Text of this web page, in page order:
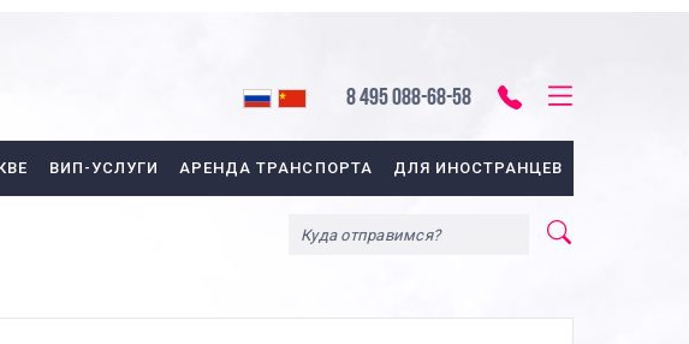
8 495 088-68-58
ВИП-УСЛУГИ АРЕНДА ТРАНСПОРТА ДЛЯ ИНОСТРАНЦЕВ